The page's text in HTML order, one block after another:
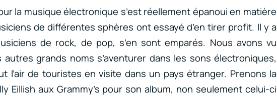
la musique électronique s’est réellement épanoui en matière
de différentes sphères ont essayé d’en tirer profit. Il y a
de rock, de pop, s’en sont emparés. Nous avons vu
grands noms s’aventurer dans les sons électroniques,
l’air de touristes en visite dans un pays étranger. Prenons la
Eillish aux Grammy’s pour son album, non seulement celui-ci